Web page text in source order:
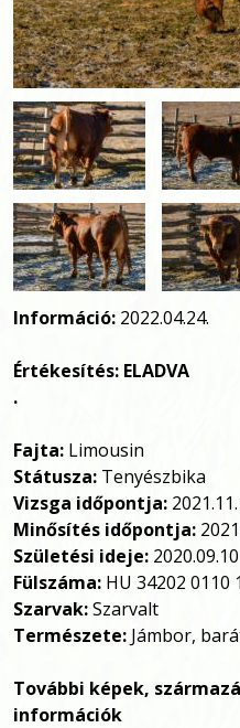
Információ: 2022.04.24.
Értékesítés: ELADVA
.
Fajta: Limousin
Státusza: Tenyészbika
Vizsga időpontja:
Minősítés időpontja:
Születési ideje: 2020.09.10
Fülszáma: HU 34202 0110 1
Szarvak:Szarvalt
Természete: Jámbor,
További képek,
információk